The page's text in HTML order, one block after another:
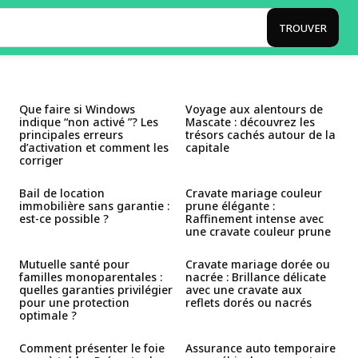
TROUVER
Que faire si Windows
indique “non activé ”? Les
principales erreurs
d’activation et comment les
corriger
Voyage aux alentours de
Mascate : découvrez les
trésors cachés autour de la
capitale
Bail de location
immobilière sans garantie :
est-ce possible ?
Cravate mariage couleur
prune élégante :
Raffinement intense avec
une cravate couleur prune
Mutuelle santé pour
familles monoparentales :
quelles garanties privilégier
pour une protection
optimale ?
Cravate mariage dorée ou
nacrée : Brillance délicate
avec une cravate aux
reflets dorés ou nacrés
Comment présenter le foie
Assurance auto temporaire